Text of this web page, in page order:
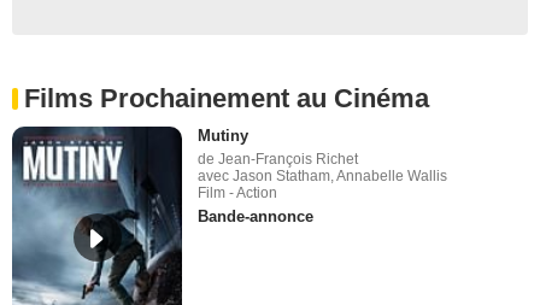
Films Prochainement au Cinéma
Mutiny
de Jean-François Richet
avec Jason Statham, Annabelle Wallis
Film - Action
Bande-annonce